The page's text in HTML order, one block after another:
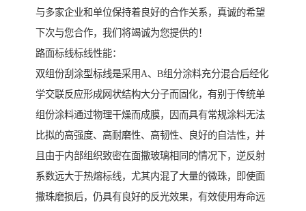
与多家企业和单位保持着良好的合作关系，真诚的希望
下次与您合作，我们将竭诚为您提供的！
路面标线标线性能：
双组份刮涂型标线是采用A、B组分涂料充分混合后经化
学交联反应形成网状结构大分子而固化，有别于传统单
组份涂料通过物理干燥而成膜，因而具有常规涂料无法
比拟的高强度、高耐磨性、高韧性、良好的自洁性，并
且由于内部组织致密在面撒玻璃相同的情况下，逆反射
系数远大于热熔标线，尤其内混了大量的微珠，即使面
撒珠磨损后，仍具有良好的反光效果，有效使用寿命远